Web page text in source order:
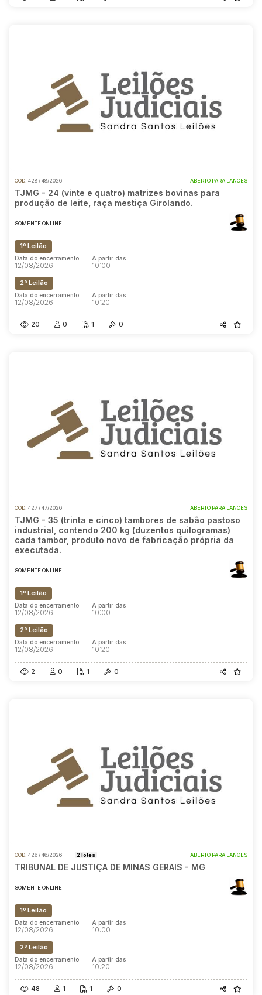
COD. 428 / 48/2026 ABERTO PARA LANCES
TJMG - 24 (vinte e quatro) matrizes bovinas para
produção de leite, raça mestiça Girolando.
SOMENTE ONLINE
1º Leilão
Data do encerramento
12/08/2026
A partir das
10:00
2º Leilão
Data do encerramento
12/08/2026
A partir das
10:20
20 0 1 0
COD. 427 / 47/2026 ABERTO PARA LANCES
TJMG - 35 (trinta e cinco) tambores de sabão pastoso
industrial, contendo 200 kg (duzentos quilogramas)
cada tambor, produto novo de fabricação própria da
executada.
SOMENTE ONLINE
1º Leilão
Data do encerramento
12/08/2026
A partir das
10:00
2º Leilão
Data do encerramento
12/08/2026
A partir das
10:20
2 0 1 0
COD. 426 / 46/2026 2 lotes ABERTO PARA LANCES
TRIBUNAL DE JUSTIÇA DE MINAS GERAIS - MG
SOMENTE ONLINE
1º Leilão
Data do encerramento
12/08/2026
A partir das
10:00
2º Leilão
Data do encerramento
12/08/2026
A partir das
10:20
48 1 1 0